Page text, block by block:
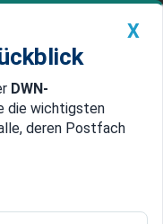
Premium
China
X
DWN-
die wichtigsten
deren Postfach